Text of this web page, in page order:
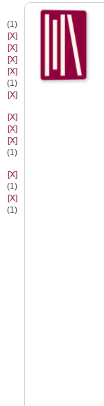
(1)
[X]
[X]
[X]
[X]
(1)
[X]
[X]
[X]
[X]
(1)
[X]
(1)
[X]
(1)